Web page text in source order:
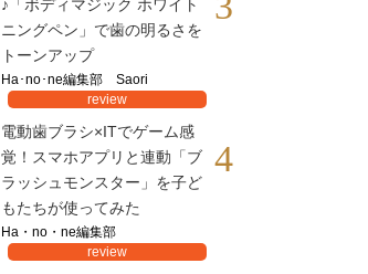
♪「ボディマジック ホワイト
ニングペン」で歯の明るさを
トーンアップ
Ha･no･ne編集部 Saori
review
電動歯ブラシ×ITでゲーム感
覚！スマホアプリと連動「ブ
ラッシュモンスター」を子ど
もたちが使ってみた
Ha・no・ne編集部
review
4